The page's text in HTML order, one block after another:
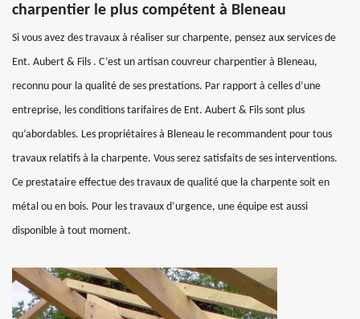
charpentier le plus compétent à Bleneau
Si vous avez des travaux à réaliser sur charpente, pensez aux services de
Ent. Aubert & Fils . C’est un artisan couvreur charpentier à Bleneau,
reconnu pour la qualité de ses prestations. Par rapport à celles d’une
entreprise, les conditions tarifaires de Ent. Aubert & Fils sont plus
qu’abordables. Les propriétaires à Bleneau le recommandent pour tous
travaux relatifs à la charpente. Vous serez satisfaits de ses interventions.
Ce prestataire effectue des travaux de qualité que la charpente soit en
métal ou en bois. Pour les travaux d’urgence, une équipe est aussi
disponible à tout moment.